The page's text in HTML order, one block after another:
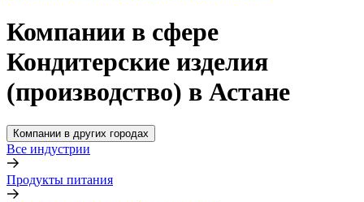
Компании в сфере
Кондитерские изделия
(производство) в Астане
Компании в других городах
Все индустрии
Продукты питания